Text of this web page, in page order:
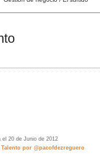
el 20 de Junio de 2012
por @pacofdezreguero